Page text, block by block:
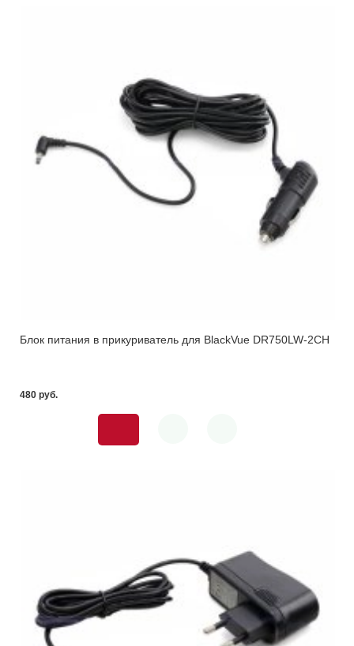
Блок питания в прикуриватель для BlackVue DR750LW-2CH
480 pуб.